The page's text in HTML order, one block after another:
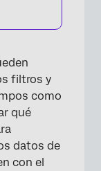
filtros y
como
qué
datos de
con el